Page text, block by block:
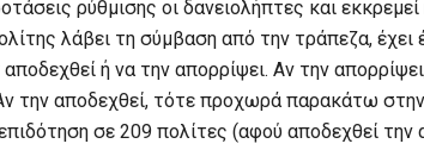
ρύθμισης οι δανειολήπτες και
λάβει τη σύμβαση από την τράπεζα, έχει
αποδεχθεί ή να την απορρίψει. Αν την
Αν την αποδεχθεί, τότε προχωρά παρακάτω
επιδότηση σε 209 πολίτες (αφού αποδεχθεί